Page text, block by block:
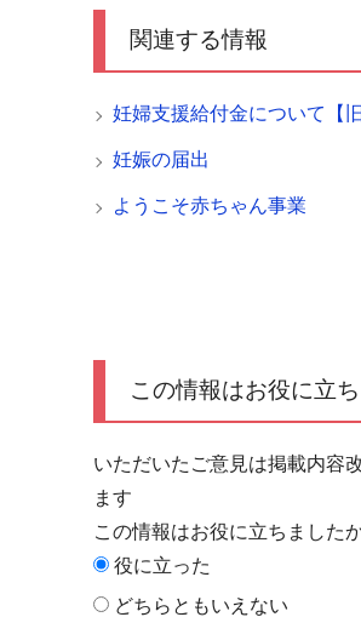
関連する情報
妊婦支援給付金について【
妊娠の届出
ようこそ赤ちゃん事業
この情報はお役に立
いただいたご意見は掲載内容
ます
この情報はお役に立ちました
役に立った
どちらともいえない